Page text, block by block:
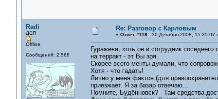
Radi
ДСП
Offline
Сообщений: 2,568
Re: Разговор с Карловым
« Ответ #118 :30 Декабря 2008, 15:25:07
Гуражева, хоть он и сотрудник
на терракт - эт Вы зря.
Скорее всего менты думали, что
Хотя - что гадать!
Лично у меня фактов (для
приезжает. Я за базар отвечаю...
Помните, Будённовск? Там средства